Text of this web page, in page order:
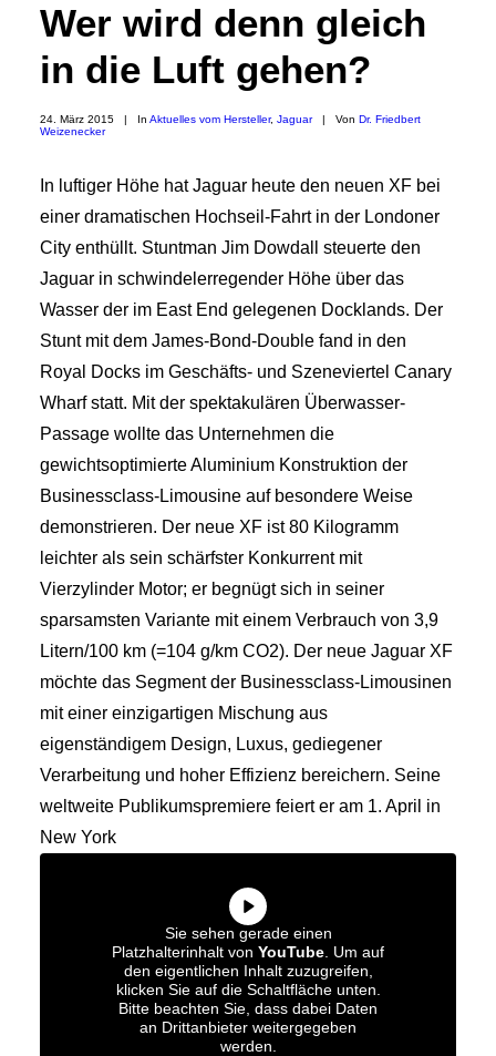
Wer wird denn gleich
in die Luft gehen?
24. März 2015 | In Aktuelles vom Hersteller, Jaguar | Von Dr. Friedbert
Weizenecker
In luftiger Höhe hat Jaguar heute den neuen XF bei
einer dramatischen Hochseil-Fahrt in der Londoner
City enthüllt. Stuntman Jim Dowdall steuerte den
Jaguar in schwindelerregender Höhe über das
Wasser der im East End gelegenen Docklands. Der
Stunt mit dem James-Bond-Double fand in den
Royal Docks im Geschäfts- und Szeneviertel Canary
Wharf statt. Mit der spektakulären Überwasser-
Passage wollte das Unternehmen die
gewichtsoptimierte Aluminium Konstruktion der
Businessclass-Limousine auf besondere Weise
demonstrieren. Der neue XF ist 80 Kilogramm
leichter als sein schärfster Konkurrent mit
Vierzylinder Motor; er begnügt sich in seiner
sparsamsten Variante mit einem Verbrauch von 3,9
Litern/100 km (=104 g/km CO2). Der neue Jaguar XF
möchte das Segment der Businessclass-Limousinen
mit einer einzigartigen Mischung aus
eigenständigem Design, Luxus, gediegener
Verarbeitung und hoher Effizienz bereichern. Seine
weltweite Publikumspremiere feiert er am 1. April in
New York
Sie sehen gerade einen
Platzhalterinhalt von YouTube . Um auf
den eigentlichen Inhalt zuzugreifen,
klicken Sie auf die Schaltfläche unten.
Bitte beachten Sie, dass dabei Daten
an Drittanbieter weitergegeben
werden.